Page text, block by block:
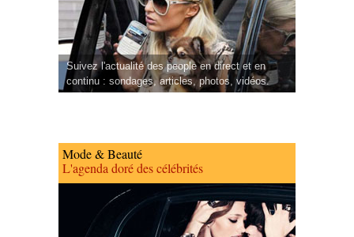
Suivez l'actualité des people en direct et en
continu : sondages, articles, photos, vidéos.
Mode & Beauté
L'agenda doré des célébrités